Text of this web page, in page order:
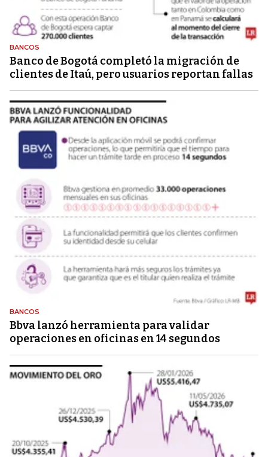
BANCOS
Banco de Bogotá completó la migración de
clientes de Itaú, pero usuarios reportan fallas
BANCOS
Bbva lanzó herramienta para validar
operaciones en oficinas en 14 segundos